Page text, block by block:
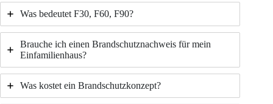
Was bedeutet F30, F60, F90?
Brauche ich einen Brandschutznachweis für mein
Einfamilienhaus?
Was kostet ein Brandschutzkonzept?